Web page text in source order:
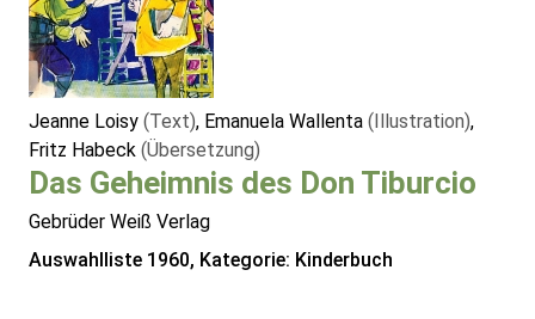
Jeanne Loisy (Text), Emanuela Wallenta (Illustration),
Fritz Habeck (Übersetzung)
Das Geheimnis des Don Tiburcio
Gebrüder Weiß Verlag
Auswahlliste 1960, Kategorie: Kinderbuch